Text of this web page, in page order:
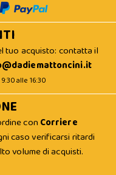
tuo acquisto: contatta il
alle 16:30
con Corriere
caso verificarsi ritardi
volume di acquisti.